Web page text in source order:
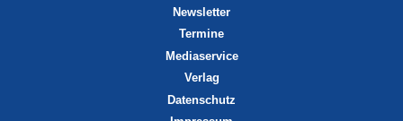
Newsletter
Termine
Mediaservice
Verlag
Datenschutz